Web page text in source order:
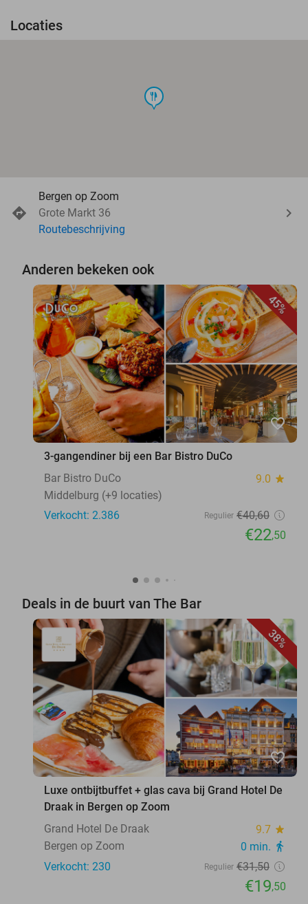
Locaties
food
Bergen op Zoom
Grote Markt 36
Routebeschrijving
Anderen bekeken ook
45%
favorite_border
3-gangendiner bij een Bar Bistro DuCo
Bar Bistro DuCo
9.0 star
Middelburg (+9 locaties)
Verkocht: 2.386
Regulier €40,60
€22,50
Deals in de buurt van The Bar
38%
favorite_border
Luxe ontbijtbuffet + glas cava bij Grand Hotel De
Draak in Bergen op Zoom
Grand Hotel De Draak
9.7 star
Bergen op Zoom 0 min. directions_walk
Verkocht: 230 Regulier €31,50
€19,50